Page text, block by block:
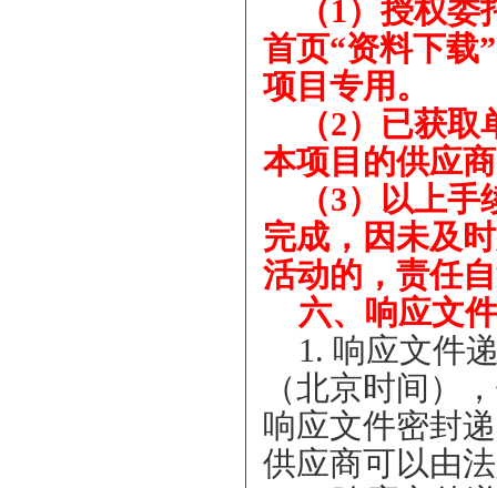
（1）授权
首页“资料下载
项目专用。
（2）已获
本项目的供应
（3）以上
完成，因未及
活动的，责任
六、响应文
1. 响应文件
（北京时间）
响应文件密封
供应商可以由